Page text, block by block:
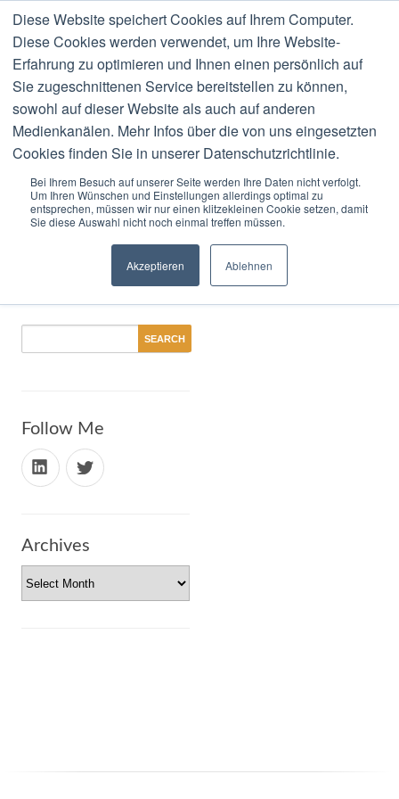
Diese Website speichert Cookies auf Ihrem Computer.
Diese Cookies werden verwendet, um Ihre Website-
Erfahrung zu optimieren und Ihnen einen persönlich auf
Sie zugeschnittenen Service bereitstellen zu können,
sowohl auf dieser Website als auch auf anderen
Medienkanälen. Mehr Infos über die von uns eingesetzten
Cookies finden Sie in unserer Datenschutzrichtlinie.
Bei Ihrem Besuch auf unserer Seite werden Ihre Daten nicht verfolgt.
Um Ihren Wünschen und Einstellungen allerdings optimal zu
entsprechen, müssen wir nur einen klitzekleinen Cookie setzen, damit
Sie diese Auswahl nicht noch einmal treffen müssen.
Akzeptieren Ablehnen
MENU
Nothing Found
Apologies, but no results were found. Perhaps searching will
help find a related post.
Follow Me
Archives